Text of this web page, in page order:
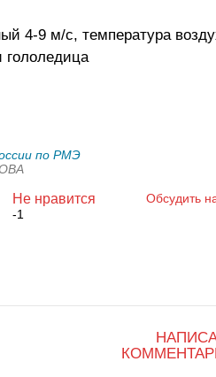
4-9 м/с, температура
по РМЭ
Не нравится
-1
Обсудить